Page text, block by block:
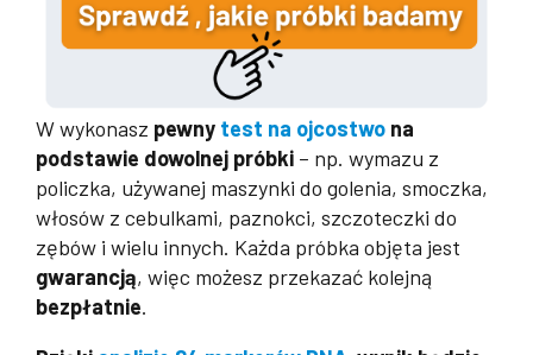
W wykonasz pewny test na ojcostwo na
podstawie dowolnej próbki – np. wymazu z
policzka, używanej maszynki do golenia, smoczka,
włosów z cebulkami, paznokci, szczoteczki do
zębów i wielu innych. Każda próbka objęta jest
gwarancją, więc możesz przekazać kolejną
bezpłatnie.